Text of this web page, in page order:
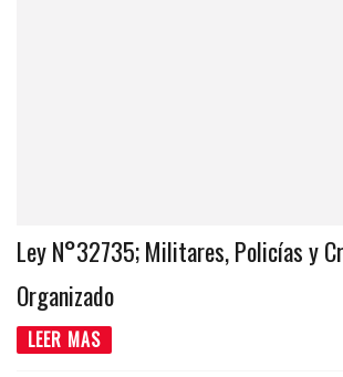
Ley N°32735; Militares, Policías y
Organizado
LEER MAS